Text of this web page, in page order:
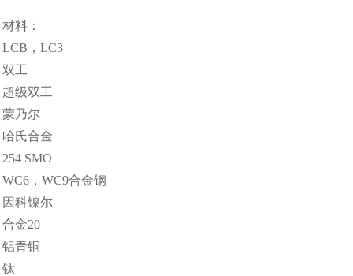
材料：
LCB，LC3
双工
超级双工
蒙乃尔
哈氏合金
254 SMO
WC6，WC9合金钢
因科镍尔
合金20
铝青铜
钛